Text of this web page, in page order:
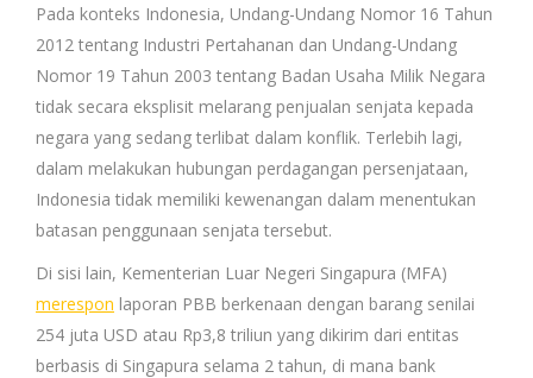
Pada konteks Indonesia, Undang-Undang Nomor 16 Tahun
2012 tentang Industri Pertahanan dan Undang-Undang
Nomor 19 Tahun 2003 tentang Badan Usaha Milik Negara
tidak secara eksplisit melarang penjualan senjata kepada
negara yang sedang terlibat dalam konflik. Terlebih lagi,
dalam melakukan hubungan perdagangan persenjataan,
Indonesia tidak memiliki kewenangan dalam menentukan
batasan penggunaan senjata tersebut.
Di sisi lain, Kementerian Luar Negeri Singapura (MFA)
merespon laporan PBB berkenaan dengan barang senilai
254 juta USD atau Rp3,8 triliun yang dikirim dari entitas
berbasis di Singapura selama 2 tahun, di mana bank